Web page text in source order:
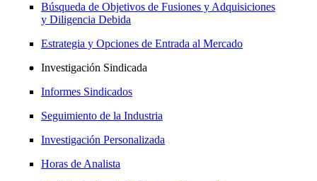
Búsqueda de Objetivos de Fusiones y Adquisiciones
y Diligencia Debida
Estrategia y Opciones de Entrada al Mercado
Investigación Sindicada
Informes Sindicados
Seguimiento de la Industria
Investigación Personalizada
Horas de Analista